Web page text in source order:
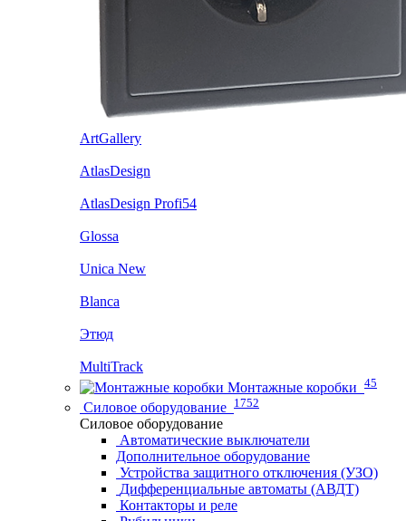
ArtGallery
AtlasDesign
AtlasDesign Profi54
Glossa
Unica New
Blanca
Этюд
MultiTrack
Монтажные коробки 45
Силовое оборудование 1752
Силовое оборудование
Автоматические выключатели
Дополнительное оборудование
Устройства защитного отключения (УЗО)
Дифференциальные автоматы (АВДТ)
Контакторы и реле